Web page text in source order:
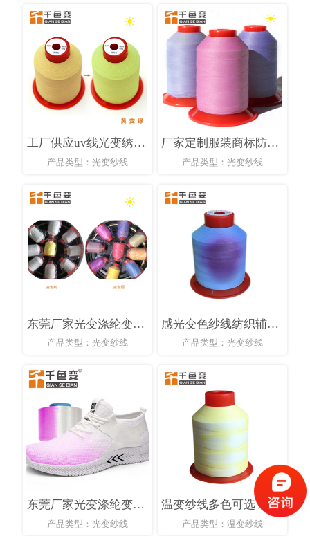
工厂供应uv线光变绣花线 感光纱线 白变红 感光纱线
产品类型：光变纱线
厂家定制服装商标防伪UV变色纱150D彩色变色纱涤纶光变纱线
产品类型：光变纱线
东莞厂家光变涤纶变色纱线绣花缝纫装饰阳光下无色变有色150D纱线
产品类型：光变纱线
感光变色纱线纺织辅料150D双股飞织线无色变有色绣花线光变纺织线
产品类型：光变纱线
东莞厂家光变涤纶变色纱线绣花缝纫装饰阳光下无色变有色纱线
产品类型：光变纱线
温变纱线多色可选 绣花 家纺刺绣 衣服 礼品玩具用热敏变色纱线
产品类型：温变纱线